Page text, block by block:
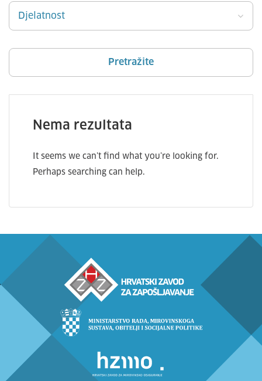
Djelatnost
Nema rezultata
It seems we can’t find what you’re looking for.
Perhaps searching can help.